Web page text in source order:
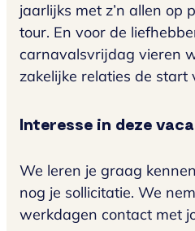
Interesse in deze
We leren je graag
nog je sollicitatie. We
werkdagen contact met
jaarlijks met z’n allen op
tour. En voor de
carnavalsvrijdag vieren
zakelijke relaties de start